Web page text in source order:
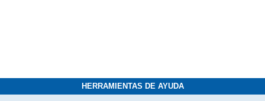
HERRAMIENTAS DE AYUDA